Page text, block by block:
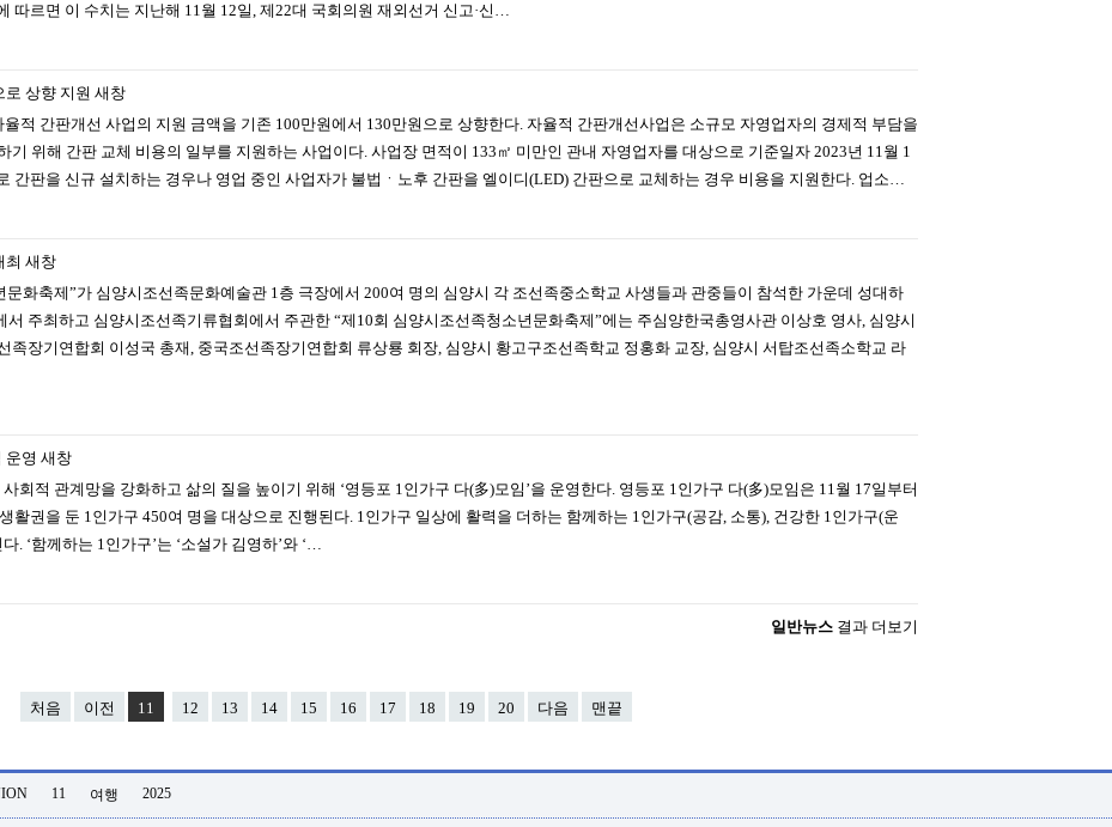
따르면 이 수치는 지난해 11월 12일, 제22대 국회의원 재외선거 신고·신…
로 상향 지원 새창
적 간판개선 사업의 지원 금액을 기존 100만원에서 130만원으로 상향한다. 자율적 간판개선사업은 소규모 자영업자의 경제적 부담을
기 위해 간판 교체 비용의 일부를 지원하는 사업이다. 사업장 면적이 133㎡ 미만인 관내 자영업자를 대상으로 기준일자 2023년 11월 1
간판을 신규 설치하는 경우나 영업 중인 사업자가 불법ㆍ노후 간판을 엘이디(LED) 간판으로 교체하는 경우 비용을 지원한다. 업소…
최 새창
문화축제”가 심양시조선족문화예술관 1층 극장에서 200여 명의 심양시 각 조선족중소학교 사생들과 관중들이 참석한 가운데 성대하
주최하고 심양시조선족기류협회에서 주관한 “제10회 심양시조선족청소년문화축제”에는 주심양한국총영사관 이상호 영사, 심양시
족장기연합회 이성국 총재, 중국조선족장기연합회 류상룡 회장, 심양시 황고구조선족학교 정홍화 교장, 심양시 서탑조선족소학교 라
운영 새창
회적 관계망을 강화하고 삶의 질을 높이기 위해 ‘영등포 1인가구 다(多)모임’을 운영한다. 영등포 1인가구 다(多)모임은 11월 17일부터
활권을 둔 1인가구 450여 명을 대상으로 진행된다. 1인가구 일상에 활력을 더하는 함께하는 1인가구(공감, 소통), 건강한 1인가구(운
. ‘함께하는 1인가구’는 ‘소설가 김영하’와 ‘…
일반뉴스 결과 더보기
처음 이전 11 12 13 14 15 16 17 18 19 20 다음 맨끝
11 여행 2025